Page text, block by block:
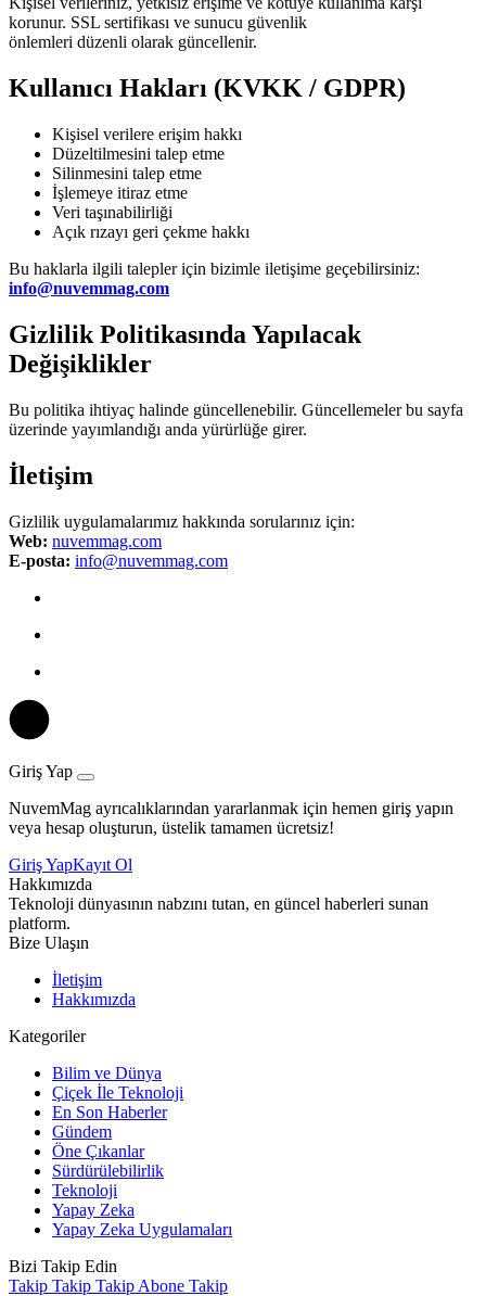
korunur. SSL sertifikası ve sunucu güvenlik
önlemleri düzenli olarak güncellenir.
Kullanıcı Hakları (KVKK / GDPR)
Kişisel verilere erişim hakkı
Düzeltilmesini talep etme
Silinmesini talep etme
İşlemeye itiraz etme
Veri taşınabilirliği
Açık rızayı geri çekme hakkı
Bu haklarla ilgili talepler için bizimle iletişime geçebilirsiniz:
info@nuvemmag.com
Gizlilik Politikasında Yapılacak
Değişiklikler
Bu politika ihtiyaç halinde güncellenebilir. Güncellemeler bu sayfa
üzerinde yayımlandığı anda yürürlüğe girer.
İletişim
Gizlilik uygulamalarımız hakkında sorularınız için:
Web: nuvemmag.com
E-posta: info@nuvemmag.com
Giriş Yap
NuvemMag ayrıcalıklarından yararlanmak için hemen giriş yapın
veya hesap oluşturun, üstelik tamamen ücretsiz!
Giriş YapKayıt Ol
Hakkımızda
Teknoloji dünyasının nabzını tutan, en güncel haberleri sunan
platform.
Bize Ulaşın
İletişim
Hakkımızda
Kategoriler
Bilim ve Dünya
Çiçek İle Teknoloji
En Son Haberler
Gündem
Öne Çıkanlar
Sürdürülebilirlik
Teknoloji
Yapay Zeka
Yapay Zeka Uygulamaları
Bizi Takip Edin
Takip Takip Takip Abone Takip